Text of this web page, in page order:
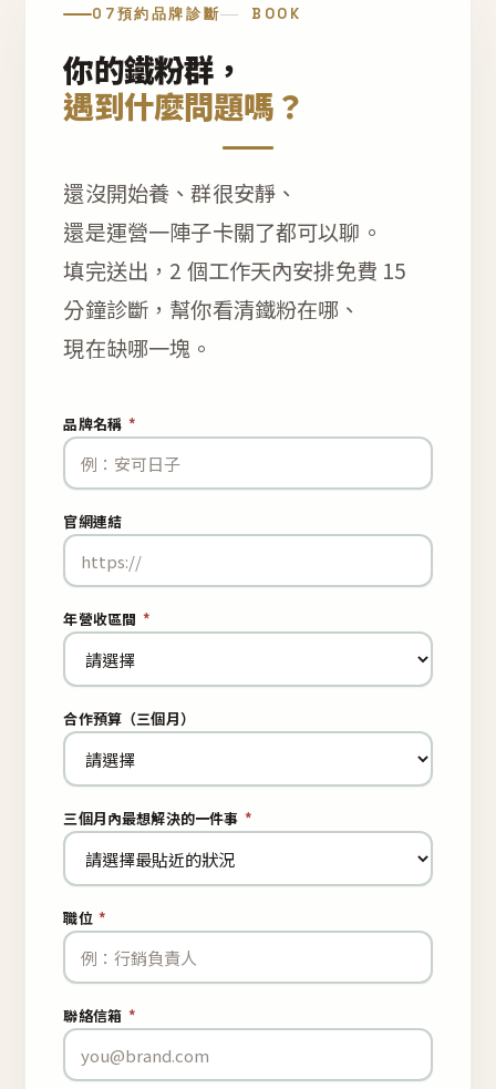
07預約品牌診斷 BOOK
你的鐵粉群，
遇到什麼問題嗎？
還沒開始養、群很安靜、
還是運營一陣子卡關了都可以聊。
填完送出，2 個工作天內安排免費 15
分鐘診斷，幫你看清鐵粉在哪、
現在缺哪一塊。
品牌名稱 *
官網連結
年營收區間 *
合作預算（三個月）
三個月內最想解決的一件事 *
職位 *
聯絡信箱 *